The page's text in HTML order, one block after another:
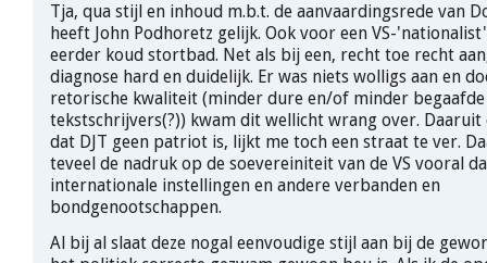
Tja, qua stijl en inhoud m.b.t. de aanvaardingsrede van
heeft John Podhoretz gelijk. Ook voor een VS-
eerder koud stortbad. Net als bij een, recht toe recht
diagnose hard en duidelijk. Er was niets wolligs aan en
retorische kwaliteit (minder dure en/of minder begaafde
tekstschrijvers(?)) kwam dit wellicht wrang over. Daaruit
dat DJT geen patriot is, lijkt me toch een straat te ver.
teveel de nadruk op de soevereiniteit van de VS vooral
internationale instellingen en andere verbanden en
bondgenootschappen.
Al bij al slaat deze nogal eenvoudige stijl aan bij de